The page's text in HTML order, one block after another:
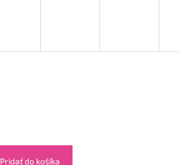
Pridať do košíka